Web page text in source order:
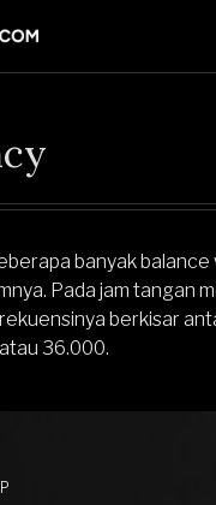
banyak balance
Pada jam tangan
berkisar
36.000.